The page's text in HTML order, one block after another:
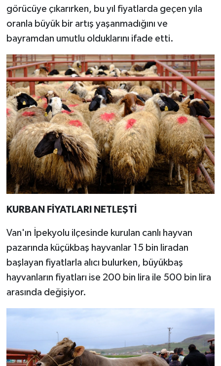
görücüye çıkarırken, bu yıl fiyatlarda geçen yıla
oranla büyük bir artış yaşanmadığını ve
bayramdan umutlu olduklarını ifade etti.
KURBAN FİYATLARI NETLEŞTİ
Van'ın İpekyolu ilçesinde kurulan canlı hayvan
pazarında küçükbaş hayvanlar 15 bin liradan
başlayan fiyatlarla alıcı bulurken, büyükbaş
hayvanların fiyatları ise 200 bin lira ile 500 bin lira
arasında değişiyor.